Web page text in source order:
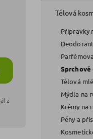
Tělová
Přípravky
Sprchové
Tělová
Mýdla na
Krémy na
Pěny a